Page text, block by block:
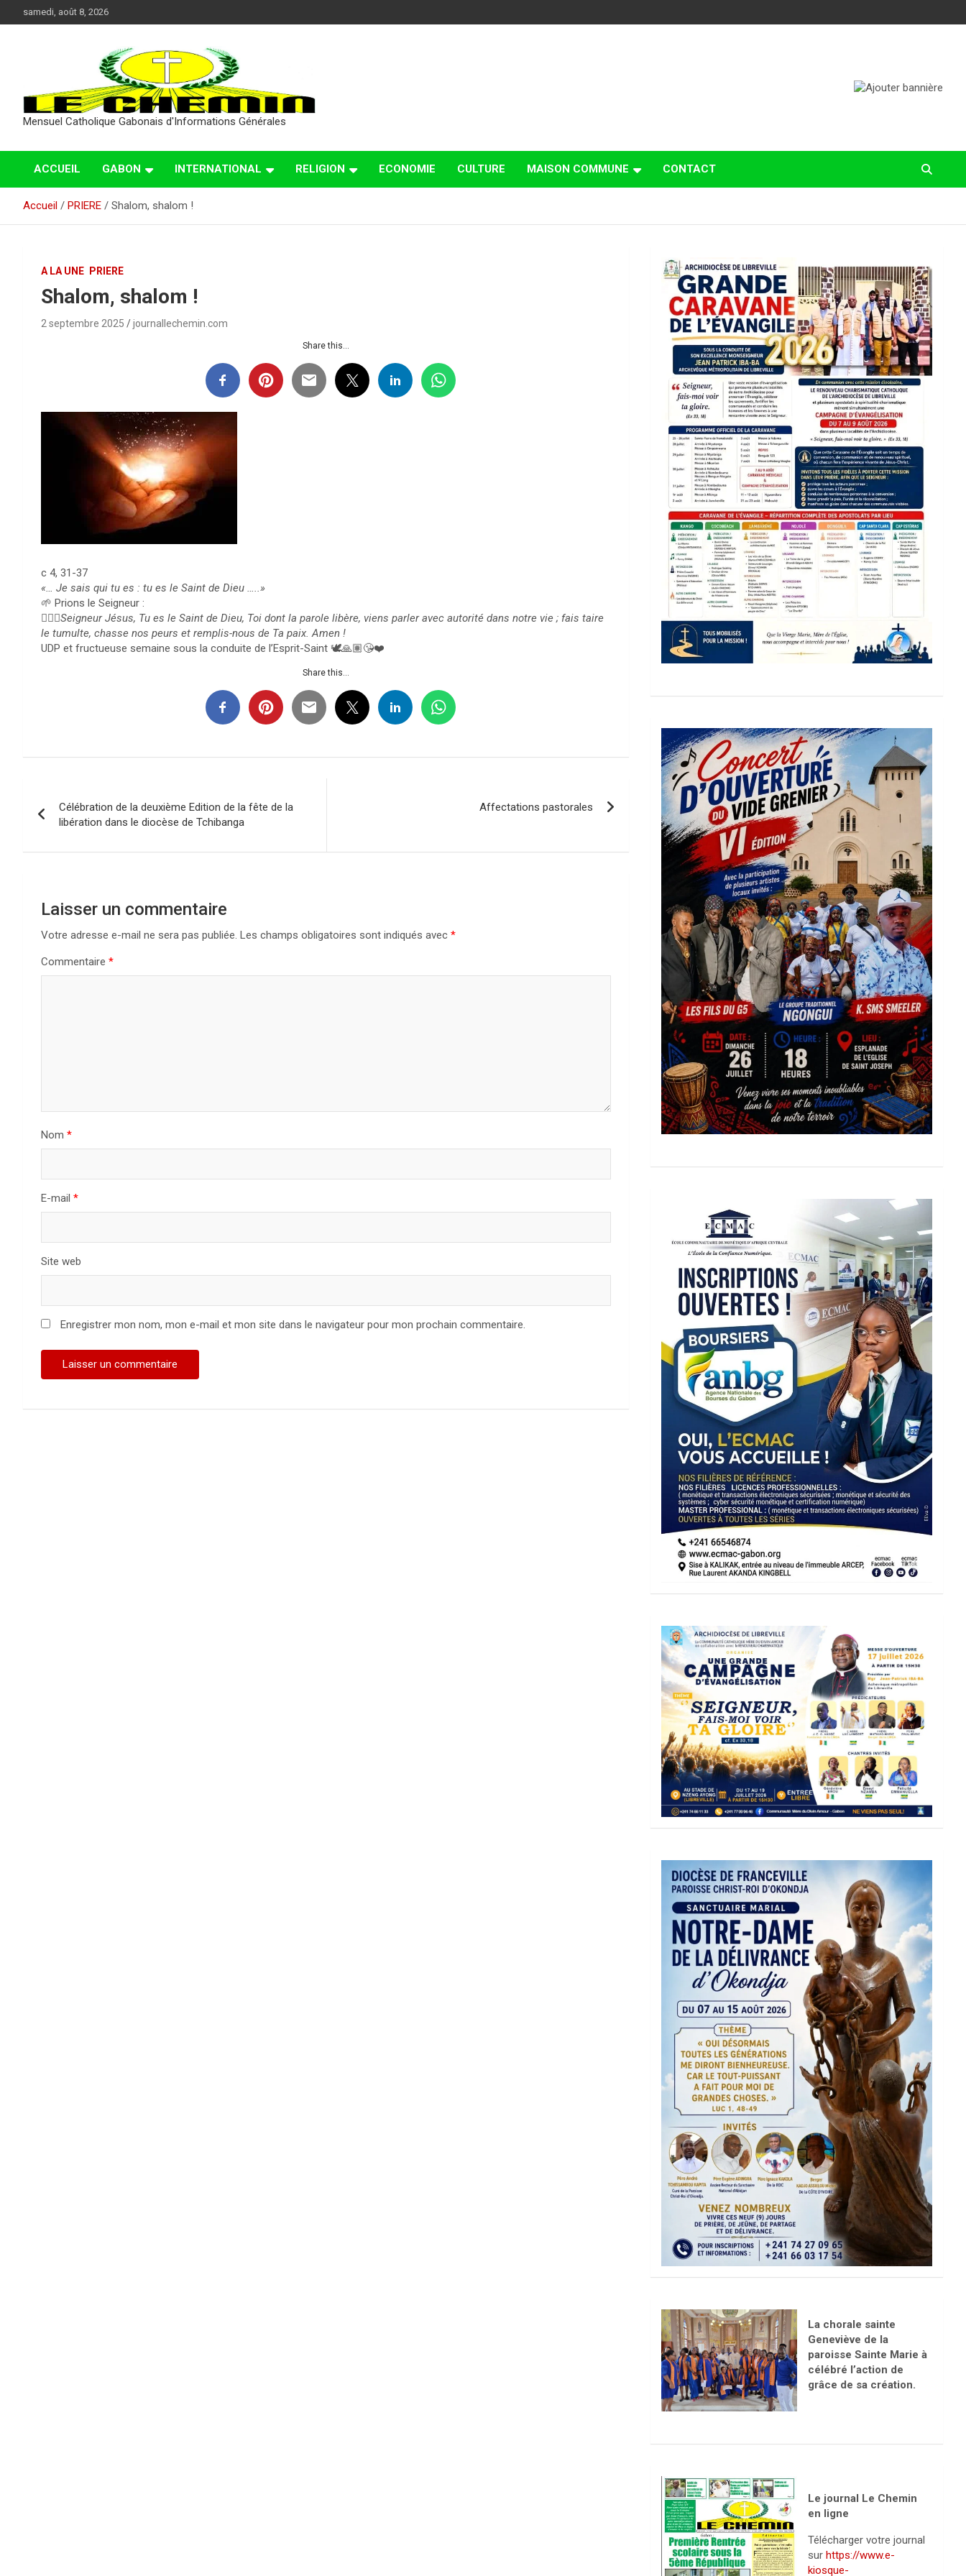
au
samedi, août 8, 2026
Mensuel Catholique Gabonais d'Informations Générales
ACCUEIL GABON INTERNATIONAL RELIGION ECONOMIE CULTURE MAISON COMMUNE CONTACT
Accueil PRIERE Shalom, shalom !
A LA UNE PRIERE
Shalom, shalom !
2 septembre 2025 journallechemin.com
Share this...
c 4, 31-37
«… Je sais qui tu es : tu es le Saint de Dieu …..»
🌱 Prions le Seigneur :
🙇🏻‍♀️Seigneur Jésus, Tu es le Saint de Dieu, Toi dont la parole libère, viens parler avec autorité dans notre vie ; fais taire
le tumulte, chasse nos peurs et remplis-nous de Ta paix. Amen !
UDP et fructueuse semaine sous la conduite de l’Esprit-Saint 🕊️🙏🏽😘❤️
Share this...
de
l’article
Célébration de la deuxième Edition de la fête de la
libération dans le diocèse de Tchibanga
Affectations pastorales
Laisser un commentaire
Votre adresse e-mail ne sera pas publiée. Les champs obligatoires sont indiqués avec *
Commentaire *
Nom *
E-mail *
Site web
Enregistrer mon nom, mon e-mail et mon site dans le navigateur pour mon prochain commentaire.
La chorale sainte
Geneviève de la
paroisse Sainte Marie à
célébré l’action de
grâce de sa création.
Le journal Le Chemin
en ligne
Télécharger votre journal
sur https://www.e-
kiosque-